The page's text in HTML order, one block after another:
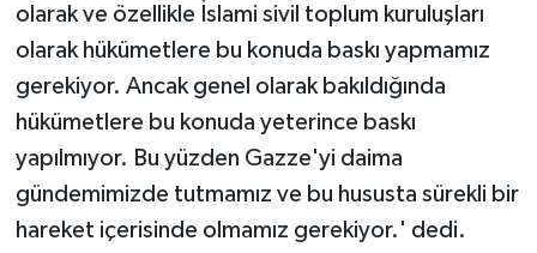
olarak ve özellikle İslami sivil toplum kuruluşları
olarak hükümetlere bu konuda baskı yapmamız
gerekiyor. Ancak genel olarak bakıldığında
hükümetlere bu konuda yeterince baskı
yapılmıyor. Bu yüzden Gazze'yi daima
gündemimizde tutmamız ve bu hususta sürekli bir
hareket içerisinde olmamız gerekiyor.' dedi.